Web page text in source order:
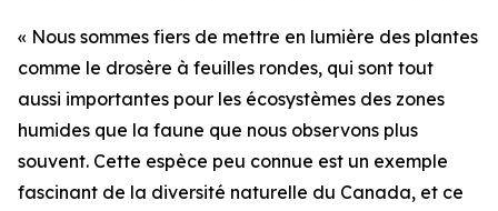
« Nous sommes fiers de mettre en lumière des plantes
comme le drosère à feuilles rondes, qui sont tout
aussi importantes pour les écosystèmes des zones
humides que la faune que nous observons plus
souvent. Cette espèce peu connue est un exemple
fascinant de la diversité naturelle du Canada, et ce